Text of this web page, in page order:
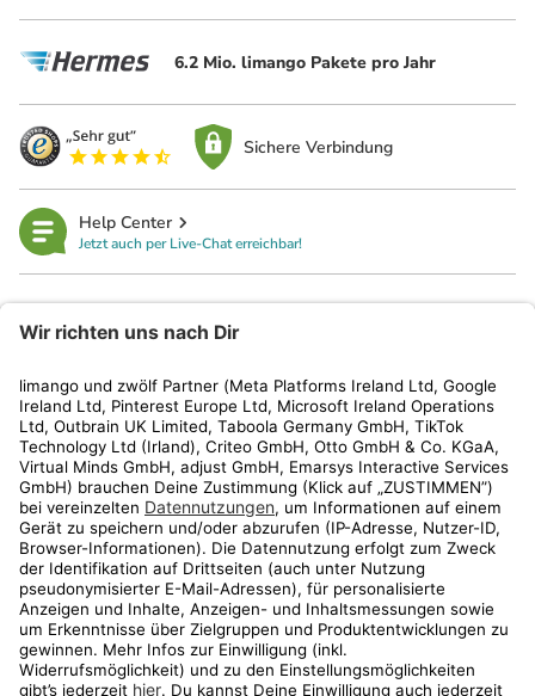
6.2 Mio. limango Pakete pro Jahr
Sichere Verbindung
Help Center
Jetzt auch per Live-Chat erreichbar!
Kundenservice
Shop
Aktionen
Travel